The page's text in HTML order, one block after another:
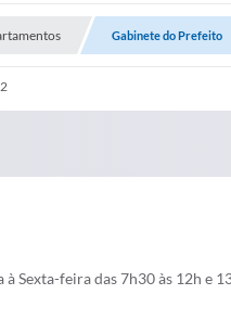
Gabinete do Prefeito
Sexta-feira das 7h30 às 12h e